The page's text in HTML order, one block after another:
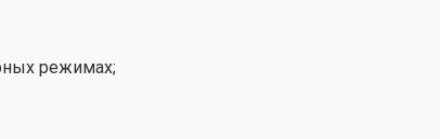
режимах;